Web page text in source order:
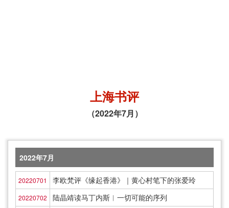
上海书评
（2022年7月）
2022年7月
20220701 李欧梵评《缘起香港》｜黄心村笔下的张爱玲
20220702 陆晶靖读马丁内斯︱一切可能的序列